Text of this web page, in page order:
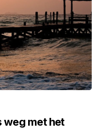
weg met het